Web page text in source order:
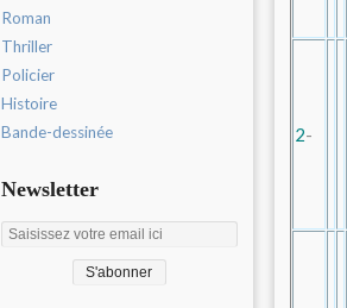
Roman
Thriller
Policier
Histoire
Bande-dessinée
Newsletter
2-